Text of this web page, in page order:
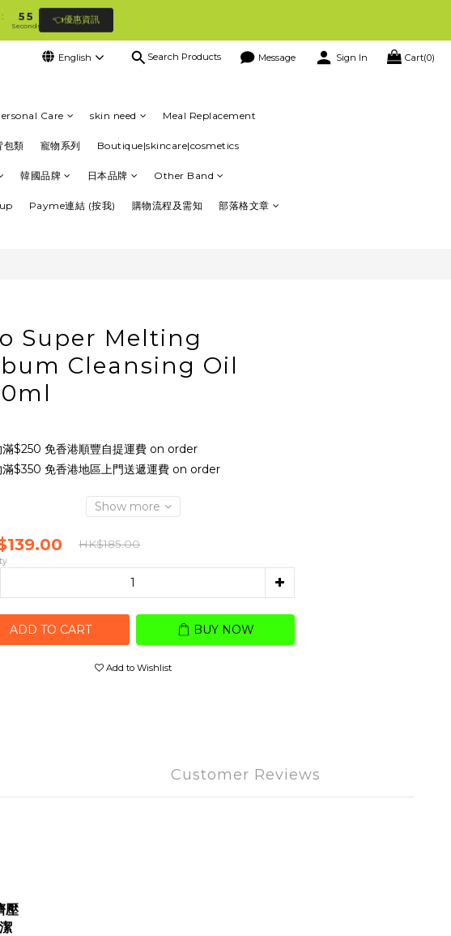
費直接送上門 🥰
:
5
4
5
4
Seconds
👈優惠資訊
費直接送上門 🥰 English Search Products Message Sign In Cart(0)
Care skin need Meal Replacement
包類 寵物系列 Boutique|skincare|cosmetics
韓國品牌 日本品牌 Other Band
Payme連結 (按我) 購物流程及需知 部落格文章
Super Melting
Cleansing Oil
滿$250 免香港順豐自提運費 on order
滿$350 免香港地區上門送遞運費 on order
Show more
HK$185.00
ADD TO CART BUY NOW
Add to Wishlist
Customer Reviews
壓
BUY NOW